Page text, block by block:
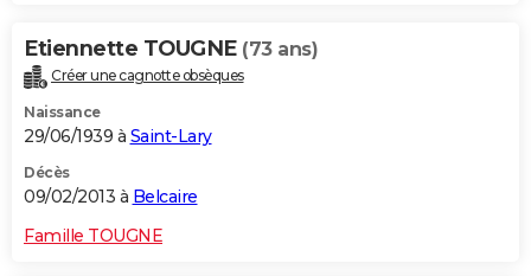
Etiennette TOUGNE (73 ans)
Créer une cagnotte obsèques
Naissance
29/06/1939 à Saint-Lary
Décès
09/02/2013 à Belcaire
Famille TOUGNE